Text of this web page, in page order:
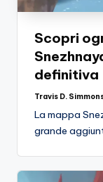
Scopri
definitiva
Posted
Travis D.
La mappa
grande